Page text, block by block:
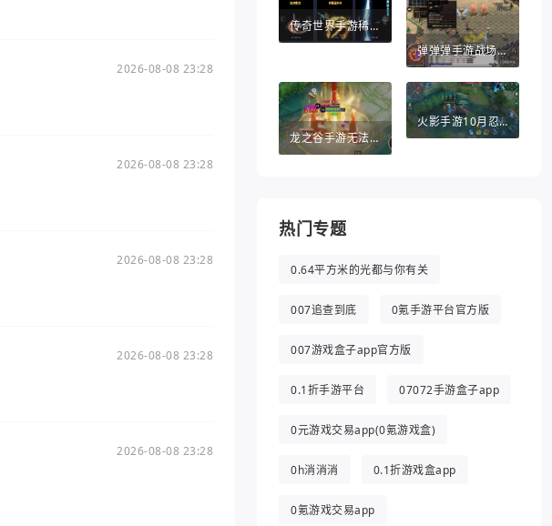
2026-08-08 23:28
2026-08-08 23:28
2026-08-08 23:28
2026-08-08 23:28
2026-08-08 23:28
传奇世界手游稀世法宝（传奇世界手游法宝醉乾坤葫芦怎么得）
弹弹弹手游战场英雄（弹弹堂手游助手）
龙之谷手游无法退出（龙之谷手游无法退出游戏）
火影手游10月忍者（火影手游10月忍者活动）
热门专题
0.64平方米的光都与你有关
007追查到底 0氪手游平台官方版
007游戏盒子app官方版
0.1折手游平台 07072手游盒子app
0元游戏交易app(0氪游戏盒)
0h消消消 0.1折游戏盒app
0氪游戏交易app